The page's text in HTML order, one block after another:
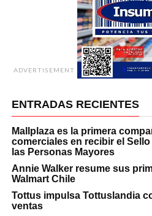
ADVERTISEMENT
ENTRADAS RECIENTES
Mallplaza es la primera
comerciales en recibir el
las Personas Mayores
Annie Walker resume sus
Walmart Chile
Tottus impulsa Tottuslandia
ventas